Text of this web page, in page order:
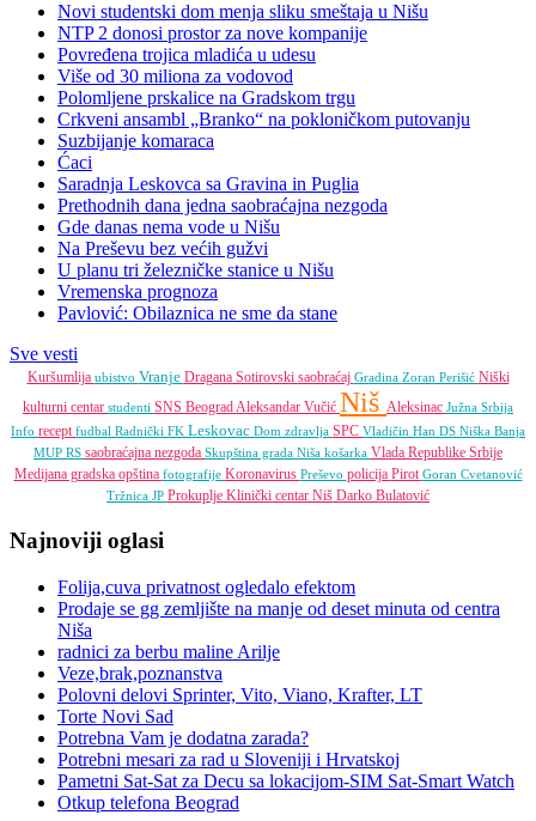
Novi studentski dom menja sliku smeštaja u Nišu
NTP 2 donosi prostor za nove kompanije
Povređena trojica mladića u udesu
Više od 30 miliona za vodovod
Polomljene prskalice na Gradskom trgu
Crkveni ansambl „Branko“ na pokloničkom putovanju
Suzbijanje komaraca
Ćaci
Saradnja Leskovca sa Gravina in Puglia
Prethodnih dana jedna saobraćajna nezgoda
Gde danas nema vode u Nišu
Na Preševu bez većih gužvi
U planu tri železničke stanice u Nišu
Vremenska prognoza
Pavlović: Obilaznica ne sme da stane
Sve vesti
Kuršumlija ubistvo Vranje Dragana Sotirovski saobraćaj Gradina Zoran Perišić Niški
kulturni centar studenti SNS BeogradAleksandar Vučić Niš Aleksinac Južna Srbija
Info receptfudbal Radnički FK Leskovac Dom zdravlja SPC Vladičin Han DS Niška Banja
MUP RS saobraćajna nezgoda Skupština grada Niša košarka Vlada Republike Srbije
Medijana gradska opština fotografije Koronavirus Preševo policija PirotGoran Cvetanović
Tržnica JP Prokuplje Klinički centar Niš Darko Bulatović
Najnoviji oglasi
Folija,cuva privatnost ogledalo efektom
Prodaje se gg zemljište na manje od deset minuta od centra
Niša
radnici za berbu maline Arilje
Veze,brak,poznanstva
Polovni delovi Sprinter, Vito, Viano, Krafter, LT
Torte Novi Sad
Potrebna Vam je dodatna zarada?
Potrebni mesari za rad u Sloveniji i Hrvatskoj
Pametni Sat-Sat za Decu sa lokacijom-SIM Sat-Smart Watch
Otkup telefona Beograd